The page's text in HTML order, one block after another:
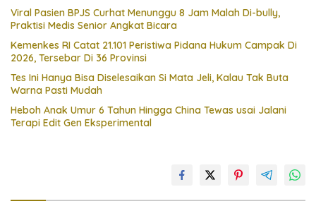
Viral Pasien BPJS Curhat Menunggu 8 Jam Malah Di-bully,
Praktisi Medis Senior Angkat Bicara
Kemenkes RI Catat 21.101 Peristiwa Pidana Hukum Campak Di
2026, Tersebar Di 36 Provinsi
Tes Ini Hanya Bisa Diselesaikan Si Mata Jeli, Kalau Tak Buta
Warna Pasti Mudah
Heboh Anak Umur 6 Tahun Hingga China Tewas usai Jalani
Terapi Edit Gen Eksperimental